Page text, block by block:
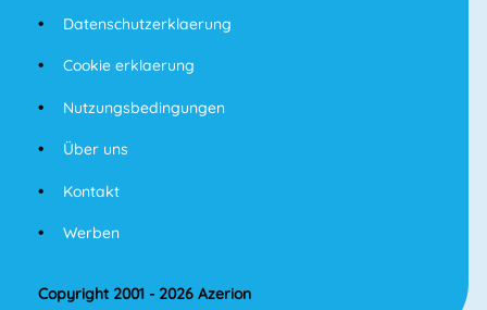
Datenschutzerklaerung
Cookie erklaerung
Nutzungsbedingungen
Über uns
Kontakt
Werben
Copyright 2001 - 2026 Azerion